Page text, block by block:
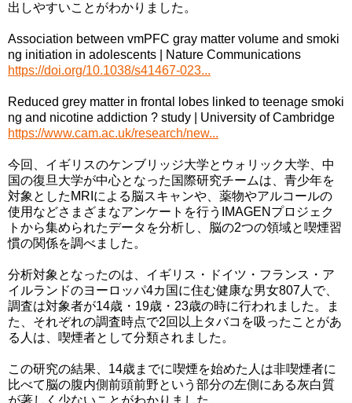
出しやすいことがわかりました。
Association between vmPFC gray matter volume and smoki
ng initiation in adolescents | Nature Communications
https://doi.org/10.1038/s41467-023...
Reduced grey matter in frontal lobes linked to teenage smoki
ng and nicotine addiction ? study | University of Cambridge
https://www.cam.ac.uk/research/new...
今回、イギリスのケンブリッジ大学とウォリック大学、中
国の復旦大学が中心となった国際研究チームは、青少年を
対象としたMRIによる脳スキャンや、薬物やアルコールの
使用などさまざまなアンケートを行うIMAGENプロジェク
トから集められたデータを分析し、脳の2つの領域と喫煙習
慣の関係を調べました。
分析対象となったのは、イギリス・ドイツ・フランス・ア
イルランドのヨーロッパ4カ国に住む健康な男女807人で、
調査は対象者が14歳・19歳・23歳の時に行われました。ま
た、それぞれの調査時点で2回以上タバコを吸ったことがあ
る人は、喫煙者として分類されました。
この研究の結果、14歳までに喫煙を始めた人は非喫煙者に
比べて脳の腹内側前頭前野という部分の左側にある灰白質
が著しく少ないことがわかりました。